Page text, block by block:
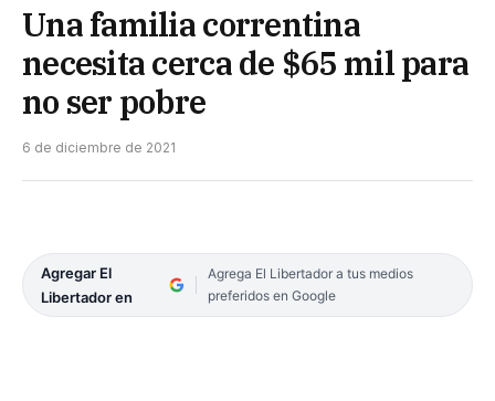
Una familia correntina
necesita cerca de $65 mil para
no ser pobre
6 de diciembre de 2021
Agregar El
Libertador en
Agrega El Libertador a tus medios
preferidos en Google